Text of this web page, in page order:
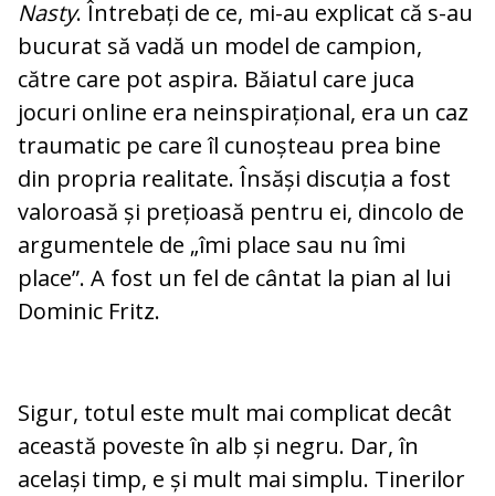
Nasty. Întrebați de ce, mi-au explicat că s-au
bucurat să vadă un model de campion,
către care pot aspira. Băiatul care juca
jocuri online era neinspirațional, era un caz
traumatic pe care îl cunoșteau prea bine
din propria realitate. Însăși discuția a fost
valoroasă și prețioasă pentru ei, dincolo de
argumentele de „îmi place sau nu îmi
place”. A fost un fel de cântat la pian al lui
Dominic Fritz.
Sigur, totul este mult mai complicat decât
această poveste în alb și negru. Dar, în
același timp, e și mult mai simplu. Tinerilor